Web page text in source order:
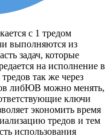
с 1 тредом
выполняются из
задач, которые
на исполнение в
так же через
либЮВ можно менять,
ключи
экономить время
тредов и тем
использования